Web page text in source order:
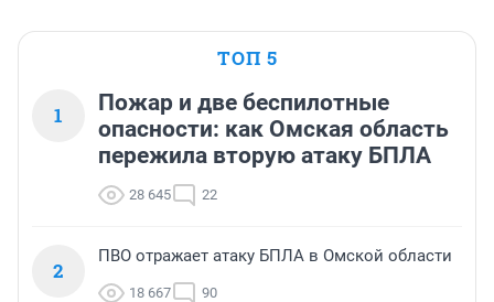
ТОП 5
1
Пожар и две беспилотные
опасности: как Омская область
пережила вторую атаку БПЛА
28 645 22
2
ПВО отражает атаку БПЛА в Омской области
18 667 90